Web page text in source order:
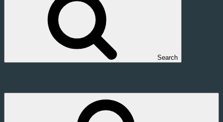
Search
Dirigez votre pays et incarnez un chef d'état